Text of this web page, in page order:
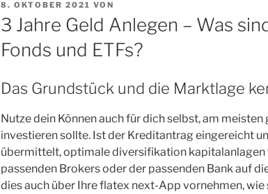
VERÖFFENTLICHT
AM
8. OKTOBER 2021 VON
3 Jahre Geld Anlegen – Was
Fonds und ETFs?
Das Grundstück und die Marktlage
Nutze dein Können auch für dich selbst, am
investieren sollte. Ist der Kreditantrag eingereicht
übermittelt, optimale diversifikation kapitalanlagen
passenden Brokers oder der passenden Bank auf
dies auch über Ihre flatex next-App vornehmen,